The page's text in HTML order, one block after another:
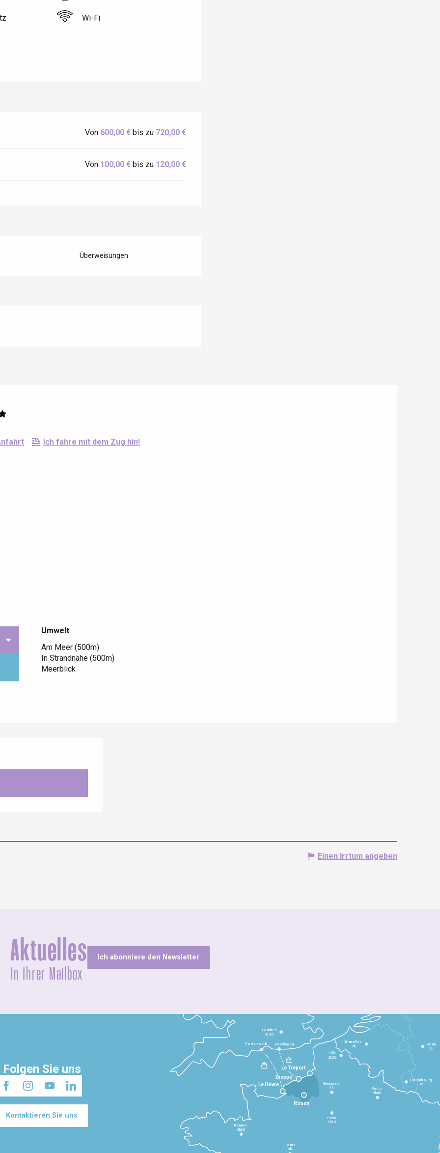
Wi-Fi
Von 600,00 € bis zu 720,00 €
Von 100,00 € bis zu 120,00 €
Überweisungen
Ich fahre mit dem Zug hin!
Umwelt
Umwelt
Am Meer (500m)
In Strandnähe (500m)
Meerblick
Einen Irrtum angeben
Aktuelles
In Ihrer Mailbox
Ich abonniere den Newsletter
Folgen Sie uns
Kontaktieren Sie uns
Le Havre
Dieppe
Le Tréport
Rennes
2h30
Tours
3h
Paris
1h30
Beauvais
1h Reims
2h45
Lille
2h30
Bruxelles
3h
Londres
3h30
Newhaven
Portsmouth Bonn
5h
Luxembourg
4h
Rouen